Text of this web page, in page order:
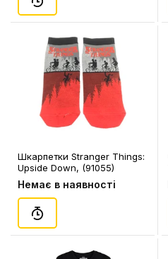
Шкарпетки Stranger Things:
Upside Down, (91055)
Немає в наявності